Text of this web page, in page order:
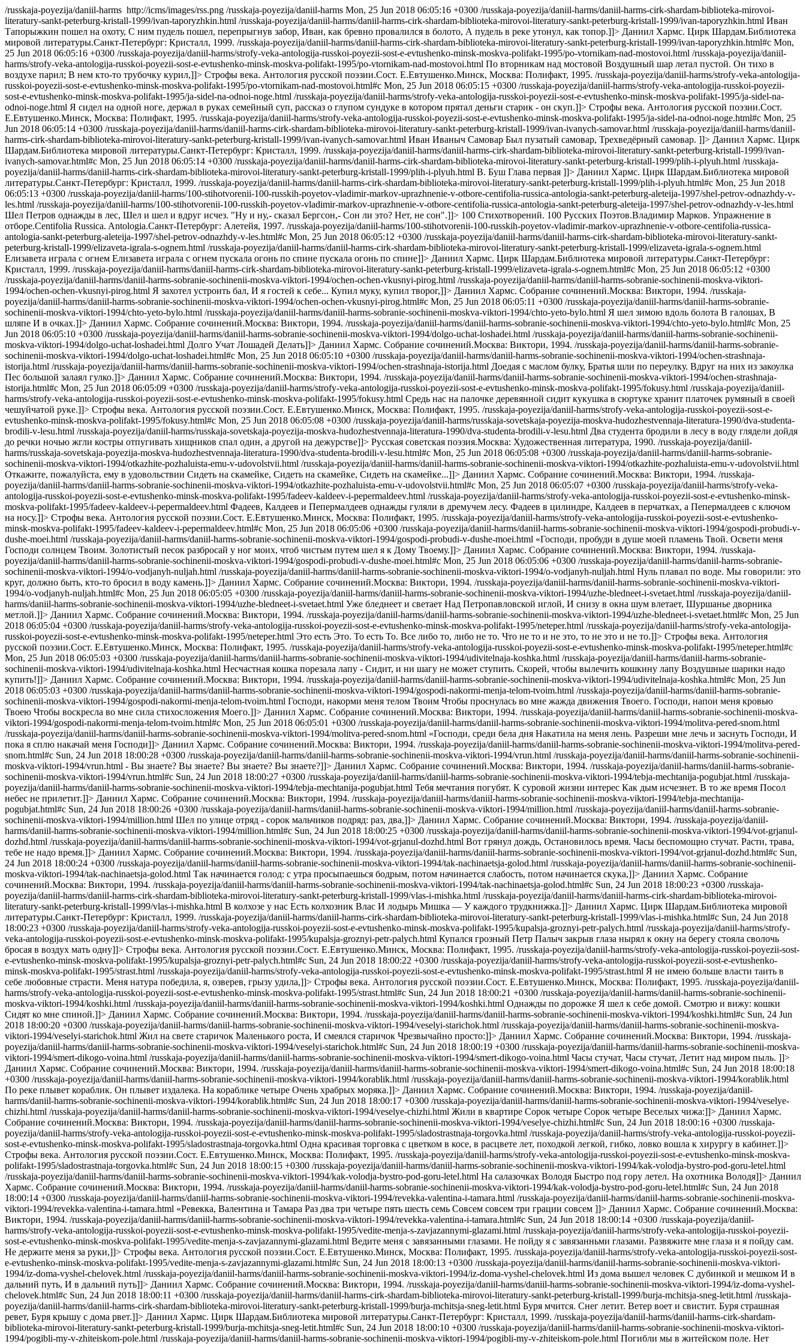
/russkaja-poyezija/daniil-harms http://icms/images/rss.png /russkaja-poyezija/daniil-harms Mon, 25 Jun 2018 06:05:16 +0300 /russkaja-poyezija/daniil-harms/daniil-harms-cirk-shardam-biblioteka-mirovoi-
literatury-sankt-peterburg-kristall-1999/ivan-taporyzhkin.html /russkaja-poyezija/daniil-harms/daniil-harms-cirk-shardam-biblioteka-mirovoi-literatury-sankt-peterburg-kristall-1999/ivan-taporyzhkin.html Иван
Тапорыжкин пошел на охоту, С ним пудель пошел, перепрыгнув забор, Иван, как бревно провалился в болото, А пудель в реке утонул, как топор.]]> Даниил Хармс. Цирк Шардам.Библиотека
мировой литературы.Санкт-Петербург: Кристалл, 1999. /russkaja-poyezija/daniil-harms/daniil-harms-cirk-shardam-biblioteka-mirovoi-literatury-sankt-peterburg-kristall-1999/ivan-taporyzhkin.html#c Mon,
25 Jun 2018 06:05:16 +0300 /russkaja-poyezija/daniil-harms/strofy-veka-antologija-russkoi-poyezii-sost-e-evtushenko-minsk-moskva-polifakt-1995/po-vtornikam-nad-mostovoi.html /russkaja-poyezija/daniil-
harms/strofy-veka-antologija-russkoi-poyezii-sost-e-evtushenko-minsk-moskva-polifakt-1995/po-vtornikam-nad-mostovoi.html По вторникам над мостовой Воздушный шар летал пустой. Он тихо в
воздухе парил; В нем кто-то трубочку курил,]]> Строфы века. Антология русской поэзии.Сост. Е.Евтушенко.Минск, Москва: Полифакт, 1995. /russkaja-poyezija/daniil-harms/strofy-veka-antologija-
russkoi-poyezii-sost-e-evtushenko-minsk-moskva-polifakt-1995/po-vtornikam-nad-mostovoi.html#c Mon, 25 Jun 2018 06:05:15 +0300 /russkaja-poyezija/daniil-harms/strofy-veka-antologija-russkoi-poyezii-
sost-e-evtushenko-minsk-moskva-polifakt-1995/ja-sidel-na-odnoi-noge.html /russkaja-poyezija/daniil-harms/strofy-veka-antologija-russkoi-poyezii-sost-e-evtushenko-minsk-moskva-polifakt-1995/ja-sidel-na-
odnoi-noge.html Я сидел на одной ноге, держал в руках семейный суп, рассказ о глупом сундуке в котором прятал деньги старик - он скуп.]]> Строфы века. Антология русской поэзии.Сост.
Е.Евтушенко.Минск, Москва: Полифакт, 1995. /russkaja-poyezija/daniil-harms/strofy-veka-antologija-russkoi-poyezii-sost-e-evtushenko-minsk-moskva-polifakt-1995/ja-sidel-na-odnoi-noge.html#c Mon, 25
Jun 2018 06:05:14 +0300 /russkaja-poyezija/daniil-harms/daniil-harms-cirk-shardam-biblioteka-mirovoi-literatury-sankt-peterburg-kristall-1999/ivan-ivanych-samovar.html /russkaja-poyezija/daniil-harms/daniil-
harms-cirk-shardam-biblioteka-mirovoi-literatury-sankt-peterburg-kristall-1999/ivan-ivanych-samovar.html Иван Иваныч Самовар Был пузатый самовар, Трехведёрный самовар. ]]> Даниил Хармс. Цирк
Шардам.Библиотека мировой литературы.Санкт-Петербург: Кристалл, 1999. /russkaja-poyezija/daniil-harms/daniil-harms-cirk-shardam-biblioteka-mirovoi-literatury-sankt-peterburg-kristall-1999/ivan-
ivanych-samovar.html#c Mon, 25 Jun 2018 06:05:14 +0300 /russkaja-poyezija/daniil-harms/daniil-harms-cirk-shardam-biblioteka-mirovoi-literatury-sankt-peterburg-kristall-1999/plih-i-plyuh.html /russkaja-
poyezija/daniil-harms/daniil-harms-cirk-shardam-biblioteka-mirovoi-literatury-sankt-peterburg-kristall-1999/plih-i-plyuh.html В. Буш Глава первая ]]> Даниил Хармс. Цирк Шардам.Библиотека мировой
литературы.Санкт-Петербург: Кристалл, 1999. /russkaja-poyezija/daniil-harms/daniil-harms-cirk-shardam-biblioteka-mirovoi-literatury-sankt-peterburg-kristall-1999/plih-i-plyuh.html#c Mon, 25 Jun 2018
06:05:13 +0300 /russkaja-poyezija/daniil-harms/100-stihotvorenii-100-russkih-poyetov-vladimir-markov-uprazhnenie-v-otbore-centifolia-russica-antologia-sankt-peterburg-aleteija-1997/shel-petrov-odnazhdy-v-
les.html /russkaja-poyezija/daniil-harms/100-stihotvorenii-100-russkih-poyetov-vladimir-markov-uprazhnenie-v-otbore-centifolia-russica-antologia-sankt-peterburg-aleteija-1997/shel-petrov-odnazhdy-v-les.html
Шел Петров однажды в лес, Шел и шел и вдруг исчез. "Ну и ну,- сказал Бергсон,- Сон ли это? Нет, не сон".]]> 100 Стихотворений. 100 Русских Поэтов.Владимир Марков. Упражнение в
отборе.Centifolia Russica. Antologia.Санкт-Петербург: Алетейя, 1997. /russkaja-poyezija/daniil-harms/100-stihotvorenii-100-russkih-poyetov-vladimir-markov-uprazhnenie-v-otbore-centifolia-russica-
antologia-sankt-peterburg-aleteija-1997/shel-petrov-odnazhdy-v-les.html#c Mon, 25 Jun 2018 06:05:12 +0300 /russkaja-poyezija/daniil-harms/daniil-harms-cirk-shardam-biblioteka-mirovoi-literatury-sankt-
peterburg-kristall-1999/elizaveta-igrala-s-ognem.html /russkaja-poyezija/daniil-harms/daniil-harms-cirk-shardam-biblioteka-mirovoi-literatury-sankt-peterburg-kristall-1999/elizaveta-igrala-s-ognem.html
Елизавета играла с огнем Елизавета играла с огнем пускала огонь по спине пускала огонь по спине]]> Даниил Хармс. Цирк Шардам.Библиотека мировой литературы.Санкт-Петербург:
Кристалл, 1999. /russkaja-poyezija/daniil-harms/daniil-harms-cirk-shardam-biblioteka-mirovoi-literatury-sankt-peterburg-kristall-1999/elizaveta-igrala-s-ognem.html#c Mon, 25 Jun 2018 06:05:12 +0300
/russkaja-poyezija/daniil-harms/daniil-harms-sobranie-sochinenii-moskva-viktori-1994/ochen-ochen-vkusnyi-pirog.html /russkaja-poyezija/daniil-harms/daniil-harms-sobranie-sochinenii-moskva-viktori-
1994/ochen-ochen-vkusnyi-pirog.html Я захотел устроить бал, И я гостей к себе... Купил муку, купил творог,]]> Даниил Хармс. Собрание сочинений.Москва: Виктори, 1994. /russkaja-
poyezija/daniil-harms/daniil-harms-sobranie-sochinenii-moskva-viktori-1994/ochen-ochen-vkusnyi-pirog.html#c Mon, 25 Jun 2018 06:05:11 +0300 /russkaja-poyezija/daniil-harms/daniil-harms-sobranie-
sochinenii-moskva-viktori-1994/chto-yeto-bylo.html /russkaja-poyezija/daniil-harms/daniil-harms-sobranie-sochinenii-moskva-viktori-1994/chto-yeto-bylo.html Я шел зимою вдоль болота В галошах, В
шляпе И в очках.]]> Даниил Хармс. Собрание сочинений.Москва: Виктори, 1994. /russkaja-poyezija/daniil-harms/daniil-harms-sobranie-sochinenii-moskva-viktori-1994/chto-yeto-bylo.html#c Mon, 25
Jun 2018 06:05:10 +0300 /russkaja-poyezija/daniil-harms/daniil-harms-sobranie-sochinenii-moskva-viktori-1994/dolgo-uchat-loshadei.html /russkaja-poyezija/daniil-harms/daniil-harms-sobranie-sochinenii-
moskva-viktori-1994/dolgo-uchat-loshadei.html Долго Учат Лошадей Делать]]> Даниил Хармс. Собрание сочинений.Москва: Виктори, 1994. /russkaja-poyezija/daniil-harms/daniil-harms-sobranie-
sochinenii-moskva-viktori-1994/dolgo-uchat-loshadei.html#c Mon, 25 Jun 2018 06:05:10 +0300 /russkaja-poyezija/daniil-harms/daniil-harms-sobranie-sochinenii-moskva-viktori-1994/ochen-strashnaja-
istorija.html /russkaja-poyezija/daniil-harms/daniil-harms-sobranie-sochinenii-moskva-viktori-1994/ochen-strashnaja-istorija.html Доедая с маслом булку, Братья шли по переулку. Вдруг на них из закоулка
Пес большой залаял гулко.]]> Даниил Хармс. Собрание сочинений.Москва: Виктори, 1994. /russkaja-poyezija/daniil-harms/daniil-harms-sobranie-sochinenii-moskva-viktori-1994/ochen-strashnaja-
istorija.html#c Mon, 25 Jun 2018 06:05:09 +0300 /russkaja-poyezija/daniil-harms/strofy-veka-antologija-russkoi-poyezii-sost-e-evtushenko-minsk-moskva-polifakt-1995/fokusy.html /russkaja-poyezija/daniil-
harms/strofy-veka-antologija-russkoi-poyezii-sost-e-evtushenko-minsk-moskva-polifakt-1995/fokusy.html Средь нас на палочке деревянной сидит кукушка в сюртуке хранит платочек румяный в своей
чешуйчатой руке.]]> Строфы века. Антология русской поэзии.Сост. Е.Евтушенко.Минск, Москва: Полифакт, 1995. /russkaja-poyezija/daniil-harms/strofy-veka-antologija-russkoi-poyezii-sost-e-
evtushenko-minsk-moskva-polifakt-1995/fokusy.html#c Mon, 25 Jun 2018 06:05:08 +0300 /russkaja-poyezija/daniil-harms/russkaja-sovetskaja-poyezija-moskva-hudozhestvennaja-literatura-1990/dva-studenta-
brodili-v-lesu.html /russkaja-poyezija/daniil-harms/russkaja-sovetskaja-poyezija-moskva-hudozhestvennaja-literatura-1990/dva-studenta-brodili-v-lesu.html Два студента бродили в лесу в воду глядели дойдя
до речки ночью жгли костры отпугивать хищников спал один, а другой на дежурстве]]> Русская советская поэзия.Москва: Художественная литература, 1990. /russkaja-poyezija/daniil-
harms/russkaja-sovetskaja-poyezija-moskva-hudozhestvennaja-literatura-1990/dva-studenta-brodili-v-lesu.html#c Mon, 25 Jun 2018 06:05:08 +0300 /russkaja-poyezija/daniil-harms/daniil-harms-sobranie-
sochinenii-moskva-viktori-1994/otkazhite-pozhaluista-emu-v-udovolstvii.html /russkaja-poyezija/daniil-harms/daniil-harms-sobranie-sochinenii-moskva-viktori-1994/otkazhite-pozhaluista-emu-v-udovolstvii.html
Откажите, пожалуйста, ему в удовольствии Сидеть на скамейке, Сидеть на скамейке, Сидеть на скамейке...]]> Даниил Хармс. Собрание сочинений.Москва: Виктори, 1994. /russkaja-
poyezija/daniil-harms/daniil-harms-sobranie-sochinenii-moskva-viktori-1994/otkazhite-pozhaluista-emu-v-udovolstvii.html#c Mon, 25 Jun 2018 06:05:07 +0300 /russkaja-poyezija/daniil-harms/strofy-veka-
antologija-russkoi-poyezii-sost-e-evtushenko-minsk-moskva-polifakt-1995/fadeev-kaldeev-i-pepermaldeev.html /russkaja-poyezija/daniil-harms/strofy-veka-antologija-russkoi-poyezii-sost-e-evtushenko-minsk-
moskva-polifakt-1995/fadeev-kaldeev-i-pepermaldeev.html Фадеев, Калдеев и Пепермалдеев однажды гуляли в дремучем лесу. Фадеев в цилиндре, Калдеев в перчатках, а Пепермалдеев с ключом
на носу.]]> Строфы века. Антология русской поэзии.Сост. Е.Евтушенко.Минск, Москва: Полифакт, 1995. /russkaja-poyezija/daniil-harms/strofy-veka-antologija-russkoi-poyezii-sost-e-evtushenko-
minsk-moskva-polifakt-1995/fadeev-kaldeev-i-pepermaldeev.html#c Mon, 25 Jun 2018 06:05:06 +0300 /russkaja-poyezija/daniil-harms/daniil-harms-sobranie-sochinenii-moskva-viktori-1994/gospodi-probudi-v-
dushe-moei.html /russkaja-poyezija/daniil-harms/daniil-harms-sobranie-sochinenii-moskva-viktori-1994/gospodi-probudi-v-dushe-moei.html «Господи, пробуди в душе моей пламень Твой. Освети меня
Господи солнцем Твоим. Золотистый песок разбросай у ног моих, чтоб чистым путем шел я к Дому Твоему.]]> Даниил Хармс. Собрание сочинений.Москва: Виктори, 1994. /russkaja-
poyezija/daniil-harms/daniil-harms-sobranie-sochinenii-moskva-viktori-1994/gospodi-probudi-v-dushe-moei.html#c Mon, 25 Jun 2018 06:05:06 +0300 /russkaja-poyezija/daniil-harms/daniil-harms-sobranie-
sochinenii-moskva-viktori-1994/o-vodjanyh-nuljah.html /russkaja-poyezija/daniil-harms/daniil-harms-sobranie-sochinenii-moskva-viktori-1994/o-vodjanyh-nuljah.html Нуль плавал по воде. Мы говорили: это
круг, должно быть, кто-то бросил в воду камень.]]> Даниил Хармс. Собрание сочинений.Москва: Виктори, 1994. /russkaja-poyezija/daniil-harms/daniil-harms-sobranie-sochinenii-moskva-viktori-
1994/o-vodjanyh-nuljah.html#c Mon, 25 Jun 2018 06:05:05 +0300 /russkaja-poyezija/daniil-harms/daniil-harms-sobranie-sochinenii-moskva-viktori-1994/uzhe-bledneet-i-svetaet.html /russkaja-poyezija/daniil-
harms/daniil-harms-sobranie-sochinenii-moskva-viktori-1994/uzhe-bledneet-i-svetaet.html Уже бледнеет и светает Над Петропавловской иглой, И снизу в окна шум влетает, Шуршанье дворника
метлой.]]> Даниил Хармс. Собрание сочинений.Москва: Виктори, 1994. /russkaja-poyezija/daniil-harms/daniil-harms-sobranie-sochinenii-moskva-viktori-1994/uzhe-bledneet-i-svetaet.html#c Mon, 25 Jun
2018 06:05:04 +0300 /russkaja-poyezija/daniil-harms/strofy-veka-antologija-russkoi-poyezii-sost-e-evtushenko-minsk-moskva-polifakt-1995/neteper.html /russkaja-poyezija/daniil-harms/strofy-veka-antologija-
russkoi-poyezii-sost-e-evtushenko-minsk-moskva-polifakt-1995/neteper.html Это есть Это. То есть То. Все либо то, либо не то. Что не то и не это, то не это и не то.]]> Строфы века. Антология
русской поэзии.Сост. Е.Евтушенко.Минск, Москва: Полифакт, 1995. /russkaja-poyezija/daniil-harms/strofy-veka-antologija-russkoi-poyezii-sost-e-evtushenko-minsk-moskva-polifakt-1995/neteper.html#c
Mon, 25 Jun 2018 06:05:03 +0300 /russkaja-poyezija/daniil-harms/daniil-harms-sobranie-sochinenii-moskva-viktori-1994/udivitelnaja-koshka.html /russkaja-poyezija/daniil-harms/daniil-harms-sobranie-
sochinenii-moskva-viktori-1994/udivitelnaja-koshka.html Несчастная кошка порезала лапу - Сидит, и ни шагу не может ступить. Скорей, чтобы вылечить кошкину лапу Воздушные шарики надо
купить!]]> Даниил Хармс. Собрание сочинений.Москва: Виктори, 1994. /russkaja-poyezija/daniil-harms/daniil-harms-sobranie-sochinenii-moskva-viktori-1994/udivitelnaja-koshka.html#c Mon, 25 Jun
2018 06:05:03 +0300 /russkaja-poyezija/daniil-harms/daniil-harms-sobranie-sochinenii-moskva-viktori-1994/gospodi-nakormi-menja-telom-tvoim.html /russkaja-poyezija/daniil-harms/daniil-harms-sobranie-
sochinenii-moskva-viktori-1994/gospodi-nakormi-menja-telom-tvoim.html Господи, накорми меня телом Твоим Чтобы проснулась во мне жажда движения Твоего. Господи, напои меня кровью
Твоею Чтобы воскресла во мне сила стихосложения Моего.]]> Даниил Хармс. Собрание сочинений.Москва: Виктори, 1994. /russkaja-poyezija/daniil-harms/daniil-harms-sobranie-sochinenii-moskva-
viktori-1994/gospodi-nakormi-menja-telom-tvoim.html#c Mon, 25 Jun 2018 06:05:01 +0300 /russkaja-poyezija/daniil-harms/daniil-harms-sobranie-sochinenii-moskva-viktori-1994/molitva-pered-snom.html
/russkaja-poyezija/daniil-harms/daniil-harms-sobranie-sochinenii-moskva-viktori-1994/molitva-pered-snom.html «Господи, среди бела дня Накатила на меня лень. Разреши мне лечь и заснуть Господи, И
пока я сплю накачай меня Господи]]> Даниил Хармс. Собрание сочинений.Москва: Виктори, 1994. /russkaja-poyezija/daniil-harms/daniil-harms-sobranie-sochinenii-moskva-viktori-1994/molitva-pered-
snom.html#c Sun, 24 Jun 2018 18:00:28 +0300 /russkaja-poyezija/daniil-harms/daniil-harms-sobranie-sochinenii-moskva-viktori-1994/vrun.html /russkaja-poyezija/daniil-harms/daniil-harms-sobranie-sochinenii-
moskva-viktori-1994/vrun.html - Вы знаете? Вы знаете? Вы знаете? Вы знаете?]]> Даниил Хармс. Собрание сочинений.Москва: Виктори, 1994. /russkaja-poyezija/daniil-harms/daniil-harms-sobranie-
sochinenii-moskva-viktori-1994/vrun.html#c Sun, 24 Jun 2018 18:00:27 +0300 /russkaja-poyezija/daniil-harms/daniil-harms-sobranie-sochinenii-moskva-viktori-1994/tebja-mechtanija-pogubjat.html /russkaja-
poyezija/daniil-harms/daniil-harms-sobranie-sochinenii-moskva-viktori-1994/tebja-mechtanija-pogubjat.html Тебя мечтания погубят. К суровой жизни интерес Как дым исчезнет. В то же время Посол
небес не прилетит.]]> Даниил Хармс. Собрание сочинений.Москва: Виктори, 1994. /russkaja-poyezija/daniil-harms/daniil-harms-sobranie-sochinenii-moskva-viktori-1994/tebja-mechtanija-
pogubjat.html#c Sun, 24 Jun 2018 18:00:26 +0300 /russkaja-poyezija/daniil-harms/daniil-harms-sobranie-sochinenii-moskva-viktori-1994/million.html /russkaja-poyezija/daniil-harms/daniil-harms-sobranie-
sochinenii-moskva-viktori-1994/million.html Шел по улице отряд - сорок мальчиков подряд: раз, два,]]> Даниил Хармс. Собрание сочинений.Москва: Виктори, 1994. /russkaja-poyezija/daniil-
harms/daniil-harms-sobranie-sochinenii-moskva-viktori-1994/million.html#c Sun, 24 Jun 2018 18:00:25 +0300 /russkaja-poyezija/daniil-harms/daniil-harms-sobranie-sochinenii-moskva-viktori-1994/vot-grjanul-
dozhd.html /russkaja-poyezija/daniil-harms/daniil-harms-sobranie-sochinenii-moskva-viktori-1994/vot-grjanul-dozhd.html Вот грянул дождь, Остановилось время. Часы беспомощно стучат. Расти, трава,
тебе не надо время.]]> Даниил Хармс. Собрание сочинений.Москва: Виктори, 1994. /russkaja-poyezija/daniil-harms/daniil-harms-sobranie-sochinenii-moskva-viktori-1994/vot-grjanul-dozhd.html#c Sun,
24 Jun 2018 18:00:24 +0300 /russkaja-poyezija/daniil-harms/daniil-harms-sobranie-sochinenii-moskva-viktori-1994/tak-nachinaetsja-golod.html /russkaja-poyezija/daniil-harms/daniil-harms-sobranie-sochinenii-
moskva-viktori-1994/tak-nachinaetsja-golod.html Так начинается голод: с утра просыпаешься бодрым, потом начинается слабость, потом начинается скука,]]> Даниил Хармс. Собрание
сочинений.Москва: Виктори, 1994. /russkaja-poyezija/daniil-harms/daniil-harms-sobranie-sochinenii-moskva-viktori-1994/tak-nachinaetsja-golod.html#c Sun, 24 Jun 2018 18:00:23 +0300 /russkaja-
poyezija/daniil-harms/daniil-harms-cirk-shardam-biblioteka-mirovoi-literatury-sankt-peterburg-kristall-1999/vlas-i-mishka.html /russkaja-poyezija/daniil-harms/daniil-harms-cirk-shardam-biblioteka-mirovoi-
literatury-sankt-peterburg-kristall-1999/vlas-i-mishka.html В колхозе у нас Есть колхозник Влас И лодырь Мишка — У каждого трудкнижка.]]> Даниил Хармс. Цирк Шардам.Библиотека мировой
литературы.Санкт-Петербург: Кристалл, 1999. /russkaja-poyezija/daniil-harms/daniil-harms-cirk-shardam-biblioteka-mirovoi-literatury-sankt-peterburg-kristall-1999/vlas-i-mishka.html#c Sun, 24 Jun 2018
18:00:23 +0300 /russkaja-poyezija/daniil-harms/strofy-veka-antologija-russkoi-poyezii-sost-e-evtushenko-minsk-moskva-polifakt-1995/kupalsja-groznyi-petr-palych.html /russkaja-poyezija/daniil-harms/strofy-
veka-antologija-russkoi-poyezii-sost-e-evtushenko-minsk-moskva-polifakt-1995/kupalsja-groznyi-petr-palych.html Купался грозный Петр Палыч закрыв глаза нырял к окну на берегу стояла сволочь
бросая в воздух мать одну]]> Строфы века. Антология русской поэзии.Сост. Е.Евтушенко.Минск, Москва: Полифакт, 1995. /russkaja-poyezija/daniil-harms/strofy-veka-antologija-russkoi-poyezii-sost-
e-evtushenko-minsk-moskva-polifakt-1995/kupalsja-groznyi-petr-palych.html#c Sun, 24 Jun 2018 18:00:22 +0300 /russkaja-poyezija/daniil-harms/strofy-veka-antologija-russkoi-poyezii-sost-e-evtushenko-
minsk-moskva-polifakt-1995/strast.html /russkaja-poyezija/daniil-harms/strofy-veka-antologija-russkoi-poyezii-sost-e-evtushenko-minsk-moskva-polifakt-1995/strast.html Я не имею больше власти таить в
себе любовные страсти. Меня натура победила, я, озверев, грызу удила,]]> Строфы века. Антология русской поэзии.Сост. Е.Евтушенко.Минск, Москва: Полифакт, 1995. /russkaja-poyezija/daniil-
harms/strofy-veka-antologija-russkoi-poyezii-sost-e-evtushenko-minsk-moskva-polifakt-1995/strast.html#c Sun, 24 Jun 2018 18:00:21 +0300 /russkaja-poyezija/daniil-harms/daniil-harms-sobranie-sochinenii-
moskva-viktori-1994/koshki.html /russkaja-poyezija/daniil-harms/daniil-harms-sobranie-sochinenii-moskva-viktori-1994/koshki.html Однажды по дорожке Я шел к себе домой. Смотрю и вижу: кошки
Сидят ко мне спиной.]]> Даниил Хармс. Собрание сочинений.Москва: Виктори, 1994. /russkaja-poyezija/daniil-harms/daniil-harms-sobranie-sochinenii-moskva-viktori-1994/koshki.html#c Sun, 24 Jun
2018 18:00:20 +0300 /russkaja-poyezija/daniil-harms/daniil-harms-sobranie-sochinenii-moskva-viktori-1994/veselyi-starichok.html /russkaja-poyezija/daniil-harms/daniil-harms-sobranie-sochinenii-moskva-
viktori-1994/veselyi-starichok.html Жил на свете стаpичок Маленького pоста, И смеялся стаpичок Чpезвычайно пpосто:]]> Даниил Хармс. Собрание сочинений.Москва: Виктори, 1994. /russkaja-
poyezija/daniil-harms/daniil-harms-sobranie-sochinenii-moskva-viktori-1994/veselyi-starichok.html#c Sun, 24 Jun 2018 18:00:19 +0300 /russkaja-poyezija/daniil-harms/daniil-harms-sobranie-sochinenii-moskva-
viktori-1994/smert-dikogo-voina.html /russkaja-poyezija/daniil-harms/daniil-harms-sobranie-sochinenii-moskva-viktori-1994/smert-dikogo-voina.html Часы стучат, Часы стучат, Летит над миром пыль. ]]>
Даниил Хармс. Собрание сочинений.Москва: Виктори, 1994. /russkaja-poyezija/daniil-harms/daniil-harms-sobranie-sochinenii-moskva-viktori-1994/smert-dikogo-voina.html#c Sun, 24 Jun 2018 18:00:18
+0300 /russkaja-poyezija/daniil-harms/daniil-harms-sobranie-sochinenii-moskva-viktori-1994/korablik.html /russkaja-poyezija/daniil-harms/daniil-harms-sobranie-sochinenii-moskva-viktori-1994/korablik.html
По реке плывет кораблик. Он плывет издалека. На кораблике четыре Очень храбрых моряка.]]> Даниил Хармс. Собрание сочинений.Москва: Виктори, 1994. /russkaja-poyezija/daniil-
harms/daniil-harms-sobranie-sochinenii-moskva-viktori-1994/korablik.html#c Sun, 24 Jun 2018 18:00:17 +0300 /russkaja-poyezija/daniil-harms/daniil-harms-sobranie-sochinenii-moskva-viktori-1994/veselye-
chizhi.html /russkaja-poyezija/daniil-harms/daniil-harms-sobranie-sochinenii-moskva-viktori-1994/veselye-chizhi.html Жили в квартире Сорок четыре Сорок четыре Веселых чижа:]]> Даниил Хармс.
Собрание сочинений.Москва: Виктори, 1994. /russkaja-poyezija/daniil-harms/daniil-harms-sobranie-sochinenii-moskva-viktori-1994/veselye-chizhi.html#c Sun, 24 Jun 2018 18:00:16 +0300 /russkaja-
poyezija/daniil-harms/strofy-veka-antologija-russkoi-poyezii-sost-e-evtushenko-minsk-moskva-polifakt-1995/sladostrastnaja-torgovka.html /russkaja-poyezija/daniil-harms/strofy-veka-antologija-russkoi-poyezii-
sost-e-evtushenko-minsk-moskva-polifakt-1995/sladostrastnaja-torgovka.html Одна красивая торговка с цветком в косе, в расцвете лет, походкой легкой, гибко, ловко вошла к хирургу в кабинет.]]>
Строфы века. Антология русской поэзии.Сост. Е.Евтушенко.Минск, Москва: Полифакт, 1995. /russkaja-poyezija/daniil-harms/strofy-veka-antologija-russkoi-poyezii-sost-e-evtushenko-minsk-moskva-
polifakt-1995/sladostrastnaja-torgovka.html#c Sun, 24 Jun 2018 18:00:15 +0300 /russkaja-poyezija/daniil-harms/daniil-harms-sobranie-sochinenii-moskva-viktori-1994/kak-volodja-bystro-pod-goru-letel.html
/russkaja-poyezija/daniil-harms/daniil-harms-sobranie-sochinenii-moskva-viktori-1994/kak-volodja-bystro-pod-goru-letel.html На салазочках Володя Быстро под гору летел. На охотника Володя]]> Даниил
Хармс. Собрание сочинений.Москва: Виктори, 1994. /russkaja-poyezija/daniil-harms/daniil-harms-sobranie-sochinenii-moskva-viktori-1994/kak-volodja-bystro-pod-goru-letel.html#c Sun, 24 Jun 2018
18:00:14 +0300 /russkaja-poyezija/daniil-harms/daniil-harms-sobranie-sochinenii-moskva-viktori-1994/revekka-valentina-i-tamara.html /russkaja-poyezija/daniil-harms/daniil-harms-sobranie-sochinenii-moskva-
viktori-1994/revekka-valentina-i-tamara.html «Ревекка, Валентина и Тамара Раз два три четыре пять шесть семь Совсем совсем три грации совсем ]]> Даниил Хармс. Собрание сочинений.Москва:
Виктори, 1994. /russkaja-poyezija/daniil-harms/daniil-harms-sobranie-sochinenii-moskva-viktori-1994/revekka-valentina-i-tamara.html#c Sun, 24 Jun 2018 18:00:14 +0300 /russkaja-poyezija/daniil-
harms/strofy-veka-antologija-russkoi-poyezii-sost-e-evtushenko-minsk-moskva-polifakt-1995/vedite-menja-s-zavjazannymi-glazami.html /russkaja-poyezija/daniil-harms/strofy-veka-antologija-russkoi-poyezii-
sost-e-evtushenko-minsk-moskva-polifakt-1995/vedite-menja-s-zavjazannymi-glazami.html Ведите меня с завязанными глазами. Не пойду я с завязанньми глазами. Развяжите мне глаза и я пойду сам.
Не держите меня за руки,]]> Строфы века. Антология русской поэзии.Сост. Е.Евтушенко.Минск, Москва: Полифакт, 1995. /russkaja-poyezija/daniil-harms/strofy-veka-antologija-russkoi-poyezii-sost-
e-evtushenko-minsk-moskva-polifakt-1995/vedite-menja-s-zavjazannymi-glazami.html#c Sun, 24 Jun 2018 18:00:13 +0300 /russkaja-poyezija/daniil-harms/daniil-harms-sobranie-sochinenii-moskva-viktori-
1994/iz-doma-vyshel-chelovek.html /russkaja-poyezija/daniil-harms/daniil-harms-sobranie-sochinenii-moskva-viktori-1994/iz-doma-vyshel-chelovek.html Из дома вышел человек С дубинкой и мешком И в
дальний путь, И в дальний путь]]> Даниил Хармс. Собрание сочинений.Москва: Виктори, 1994. /russkaja-poyezija/daniil-harms/daniil-harms-sobranie-sochinenii-moskva-viktori-1994/iz-doma-vyshel-
chelovek.html#c Sun, 24 Jun 2018 18:00:11 +0300 /russkaja-poyezija/daniil-harms/daniil-harms-cirk-shardam-biblioteka-mirovoi-literatury-sankt-peterburg-kristall-1999/burja-mchitsja-sneg-letit.html /russkaja-
poyezija/daniil-harms/daniil-harms-cirk-shardam-biblioteka-mirovoi-literatury-sankt-peterburg-kristall-1999/burja-mchitsja-sneg-letit.html Буря мчится. Снег летит. Ветер воет и свистит. Буря страшная
ревет, Буря крышу с дома рвет.]]> Даниил Хармс. Цирк Шардам.Библиотека мировой литературы.Санкт-Петербург: Кристалл, 1999. /russkaja-poyezija/daniil-harms/daniil-harms-cirk-shardam-
biblioteka-mirovoi-literatury-sankt-peterburg-kristall-1999/burja-mchitsja-sneg-letit.html#c Sun, 24 Jun 2018 18:00:10 +0300 /russkaja-poyezija/daniil-harms/daniil-harms-sobranie-sochinenii-moskva-viktori-
1994/pogibli-my-v-zhiteiskom-pole.html /russkaja-poyezija/daniil-harms/daniil-harms-sobranie-sochinenii-moskva-viktori-1994/pogibli-my-v-zhiteiskom-pole.html Погибли мы в житейском поле. Нет